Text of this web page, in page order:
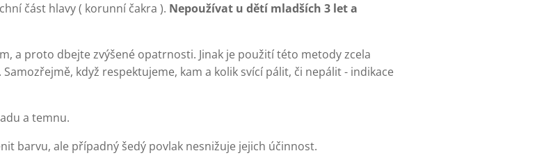
část hlavy ( korunní čakra ). Nepoužívat u dětí mladších 3 let a
a proto dbejte zvýšené opatrnosti. Jinak je použití této metody zcela
když respektujeme, kam a kolik svící pálit, či nepálit - indikace
a temnu.
barvu, ale případný šedý povlak nesnižuje jejich účinnost.